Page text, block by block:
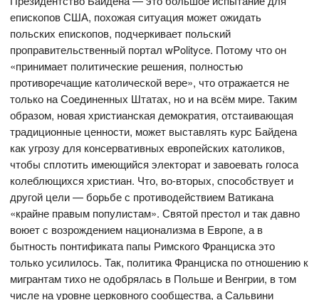
епископов США, похожая ситуация может ожидать
польских епископов, подчеркивает польский
проправительственный портал wPolityce. Потому что он
«принимает политические решения, полностью
противоречащие католической вере», что отражается не
только на Соединенных Штатах, но и на всём мире. Таким
образом, новая христианская демократия, отстаивающая
традиционные ценности, может выставлять курс Байдена
как угрозу для консервативных европейских католиков,
чтобы сплотить имеющийся электорат и завоевать голоса
колеблющихся христиан. Что, во-вторых, способствует и
другой цели — борьбе с противодействием Ватикана
«крайне правым популистам». Святой престол и так давно
воюет с возрождением национализма в Европе, а в
бытность понтификата папы Римского Франциска это
только усилилось. Так, политика Франциска по отношению к
мигрантам тихо не одобрялась в Польше и Венгрии, в том
числе на уровне церковного сообщества, а Сальвини